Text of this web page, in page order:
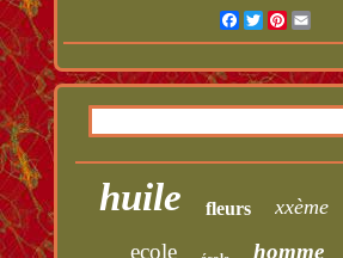
Facebook
Twitter
huile fleurs xxème
ecole homme